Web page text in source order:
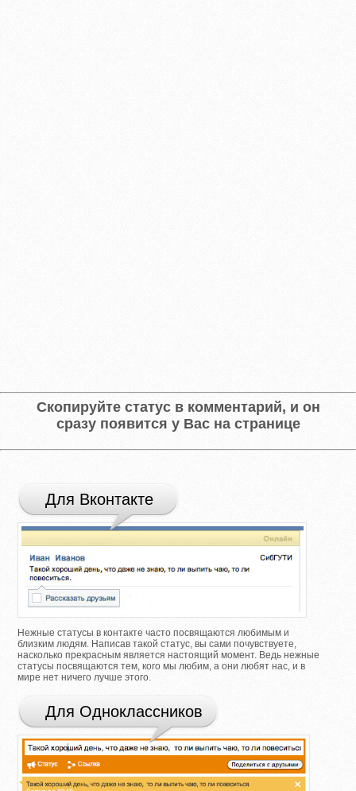
Скопируйте статус в комментарий, и он
сразу появится у Вас на странице
Для Вконтакте
Нежные статусы в контакте часто посвящаются любимым и
близким людям. Написав такой статус, вы сами почувствуете,
насколько прекрасным является настоящий момент. Ведь нежные
статусы посвящаются тем, кого мы любим, а они любят нас, и в
мире нет ничего лучше этого.
Для Одноклассников